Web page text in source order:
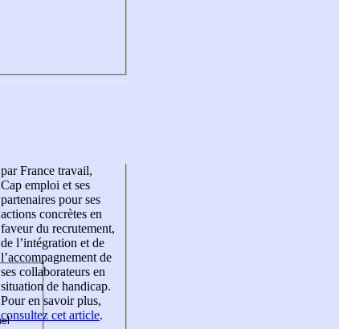
par France travail,
Cap emploi et ses
partenaires pour ses
actions concrètes en
faveur du recrutement,
de l’intégration et de
l’accompagnement de
ses collaborateurs en
situation de handicap.
Pour en savoir plus,
consultez cet article.